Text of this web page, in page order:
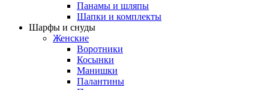
Панамы и шляпы
Шапки и комплекты
Шарфы и снуды
Женские
Воротники
Косынки
Манишки
Палантины